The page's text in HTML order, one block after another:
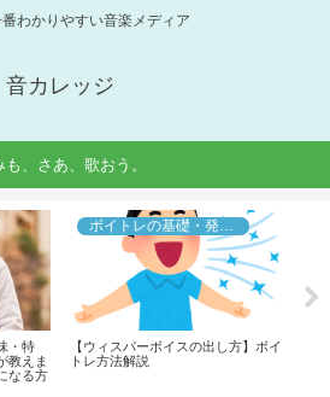
わかりやすい音楽メディア
音カレッジ
も、さあ、歌おう。
・特
教えま
なる方
ボイトレの基礎・発声法
【ウィスパーボイスの出し方】ボイ
トレ方法解説